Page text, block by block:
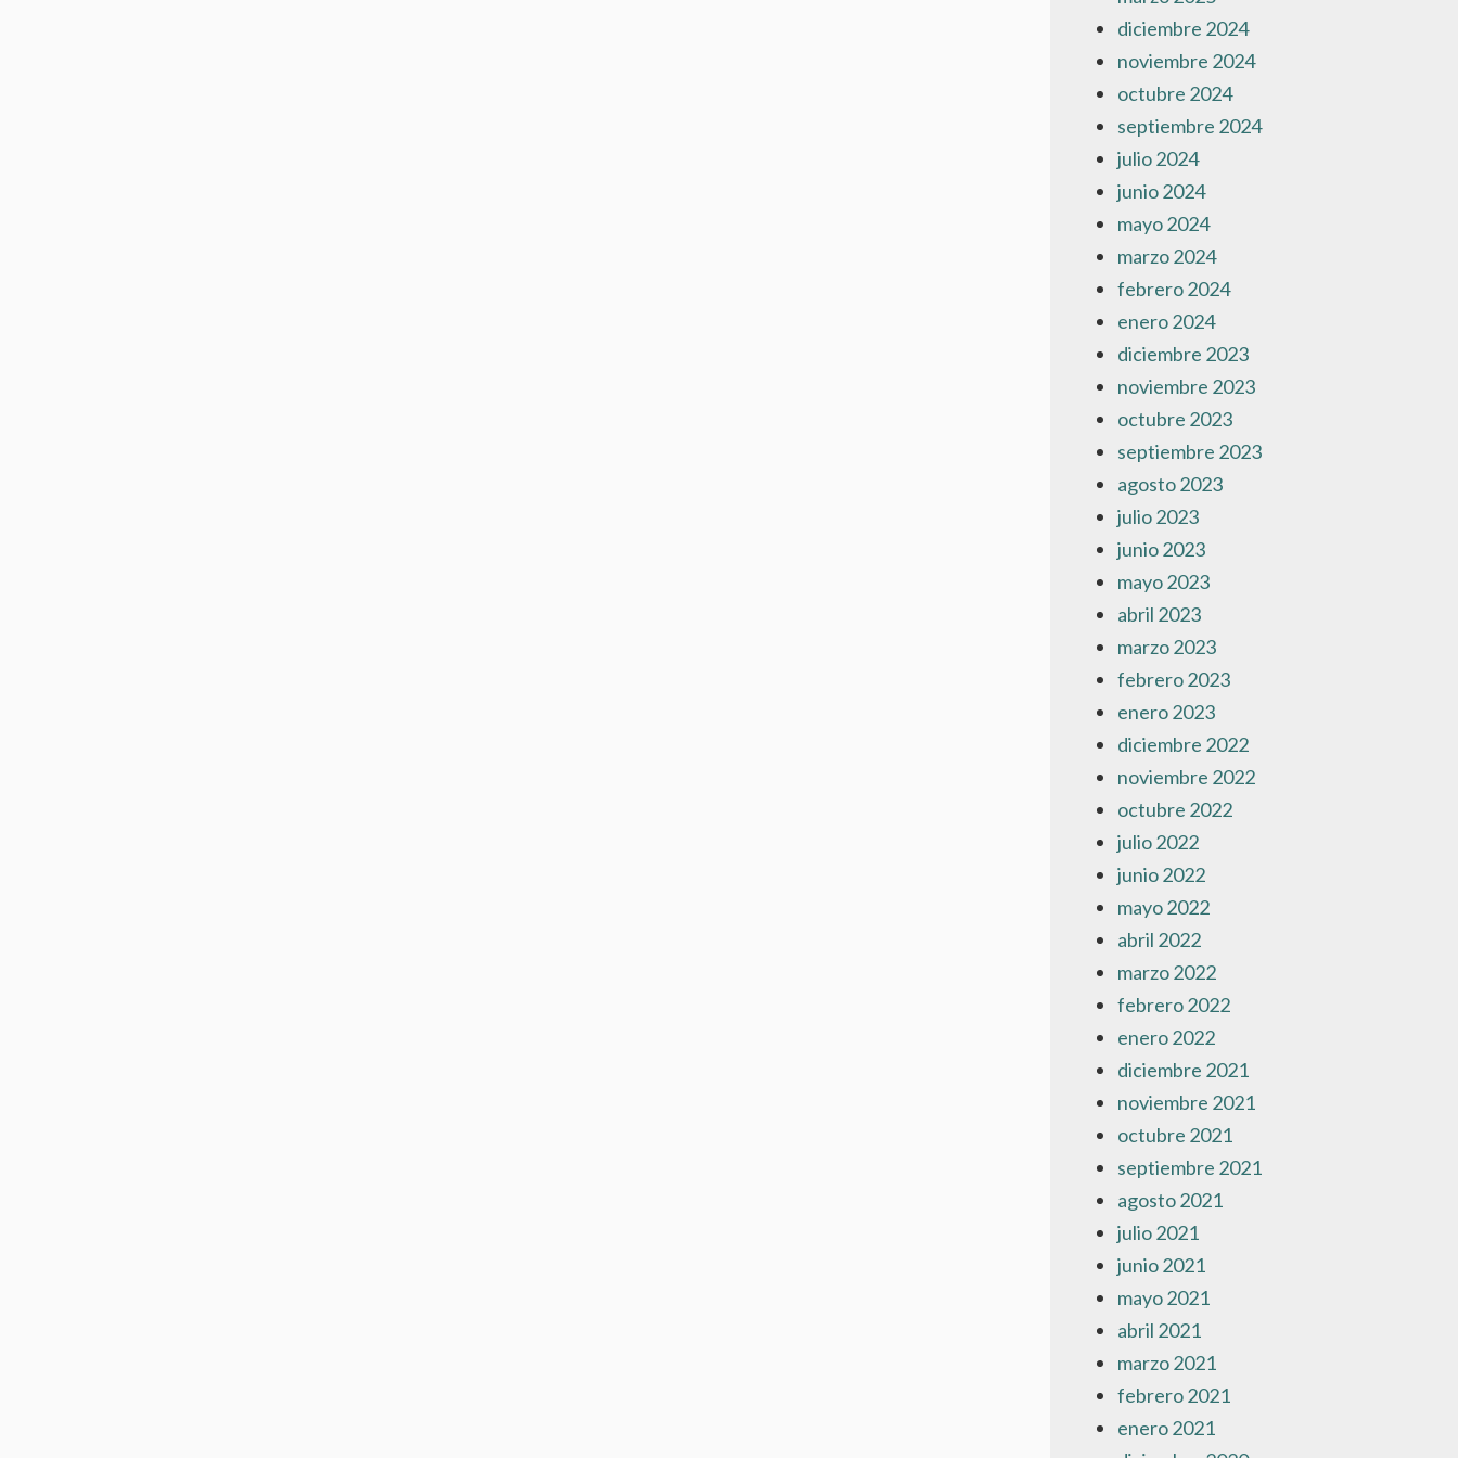
diciembre 2024
noviembre 2024
octubre 2024
septiembre 2024
julio 2024
junio 2024
mayo 2024
marzo 2024
febrero 2024
enero 2024
diciembre 2023
noviembre 2023
octubre 2023
septiembre 2023
agosto 2023
julio 2023
junio 2023
mayo 2023
abril 2023
marzo 2023
febrero 2023
enero 2023
diciembre 2022
noviembre 2022
octubre 2022
julio 2022
junio 2022
mayo 2022
abril 2022
marzo 2022
febrero 2022
enero 2022
diciembre 2021
noviembre 2021
octubre 2021
septiembre 2021
agosto 2021
julio 2021
junio 2021
mayo 2021
abril 2021
marzo 2021
febrero 2021
enero 2021